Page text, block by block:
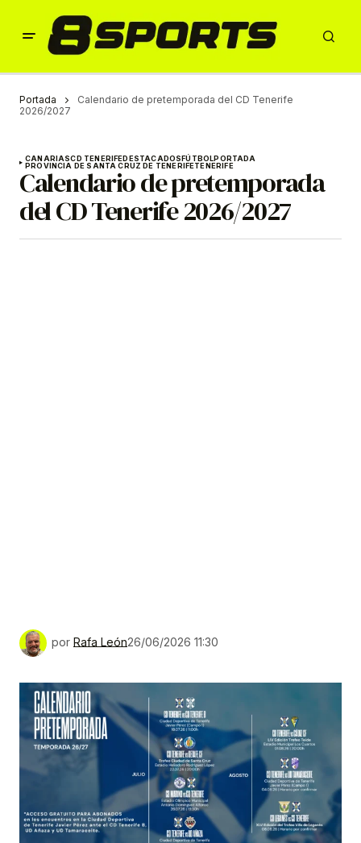
Portada
Calendario de pretemporada del CD Tenerife
2026/2027
CANARIASCD TENERIFEDESTACADOSFÚTBOLPORTADA
PROVINCIA DE SANTA CRUZ DE TENERIFETENERIFE
Calendario de pretemporada
del CD Tenerife 2026/2027
por Rafa León26/06/2026 11:30